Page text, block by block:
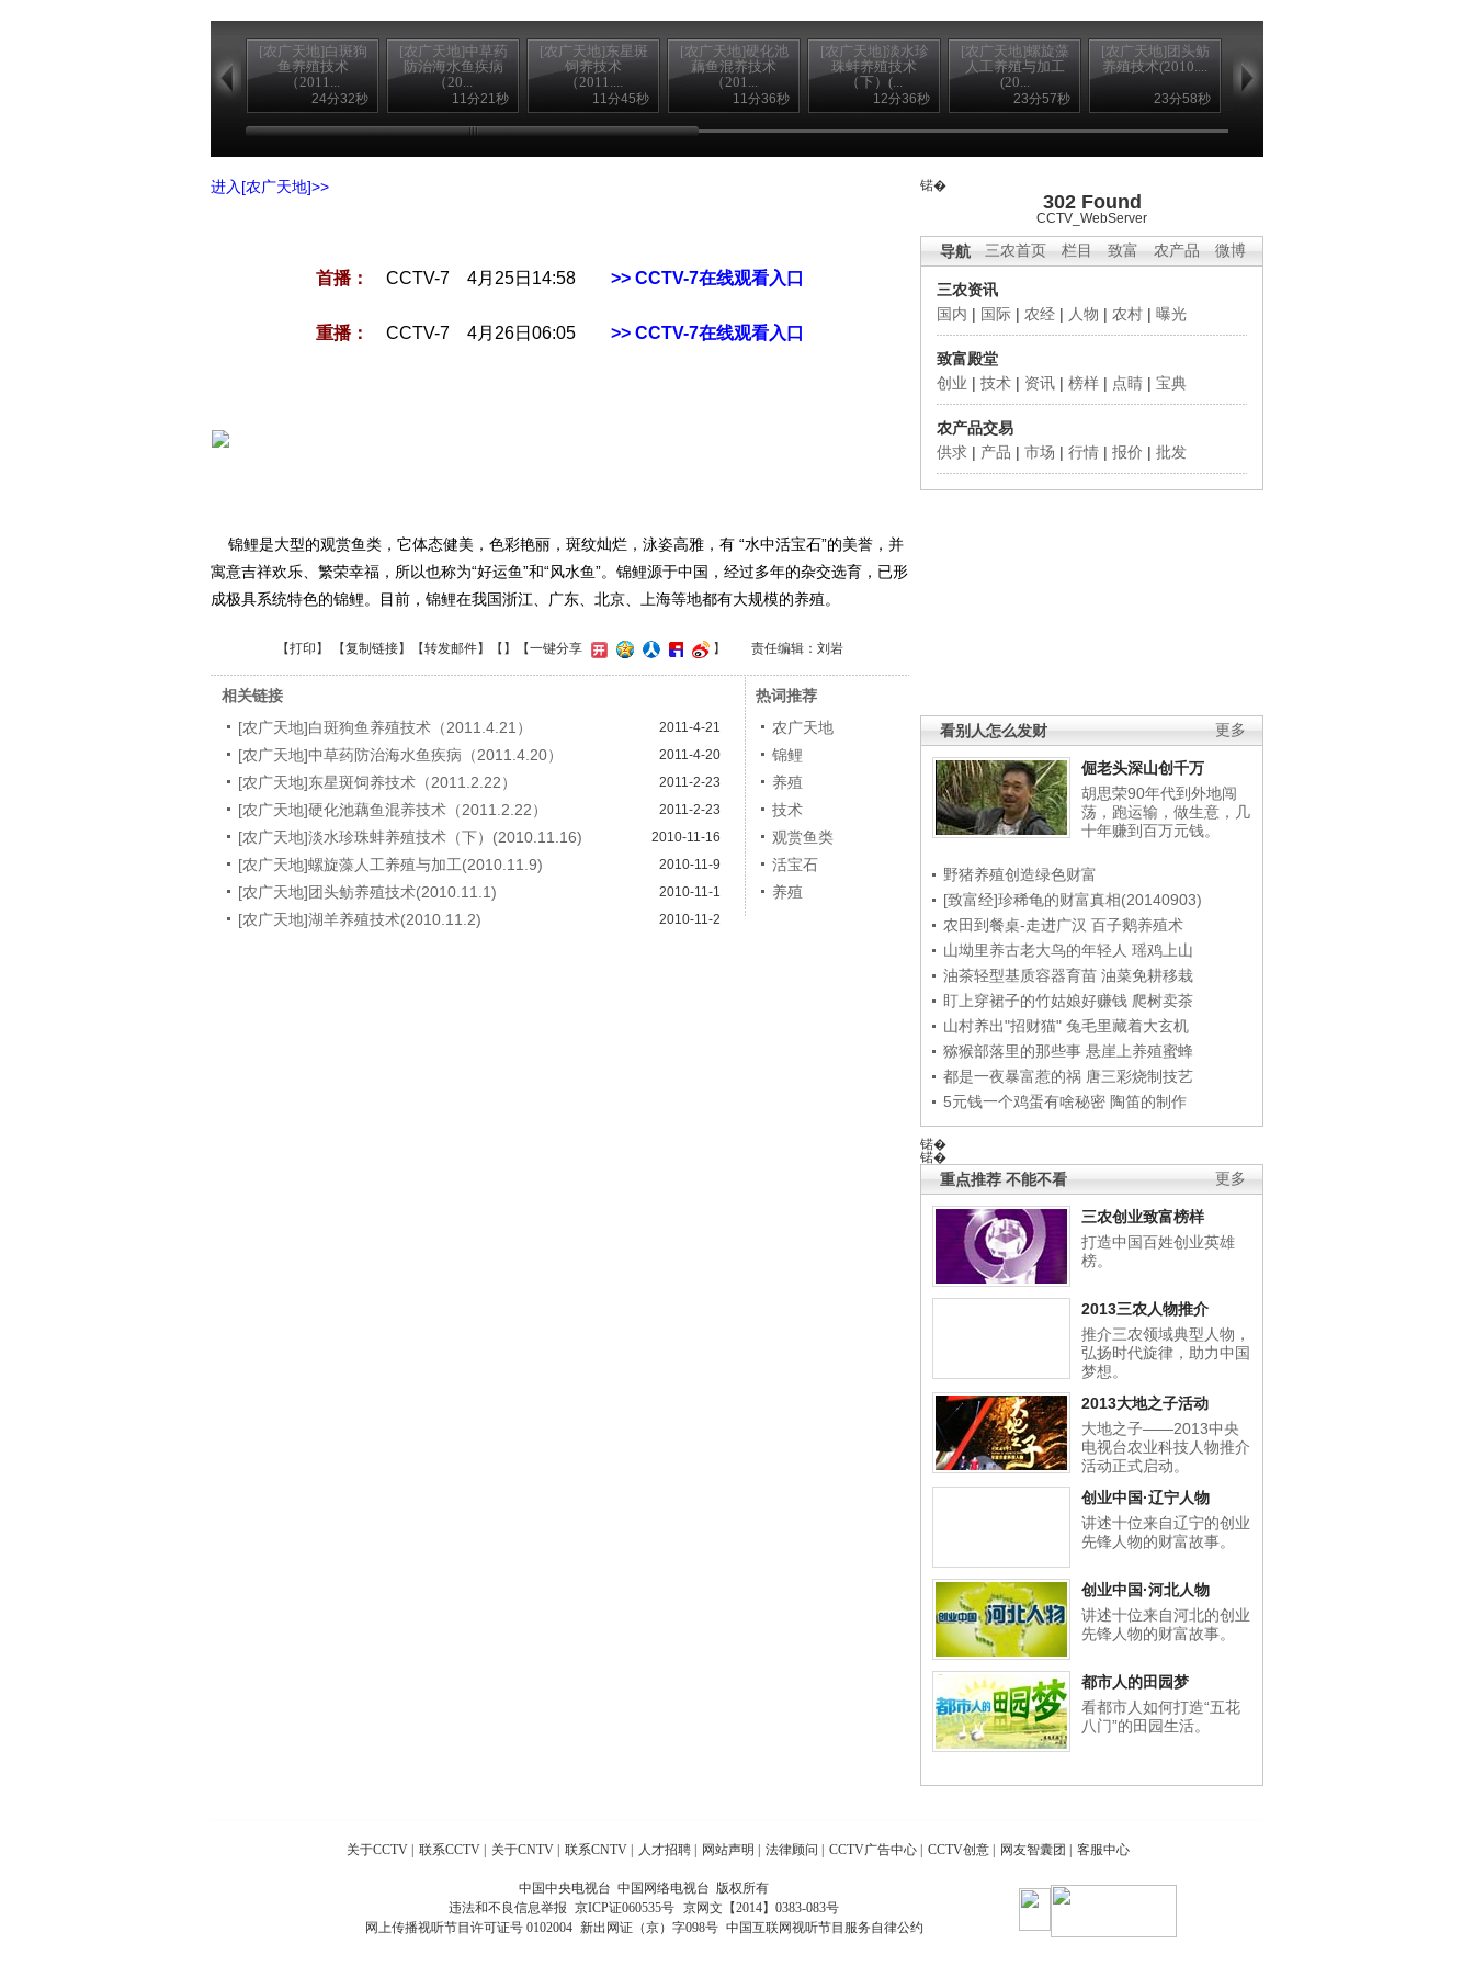
[农广天地]白斑狗
鱼养殖技术
（2011...
24分32秒
[农广天地]中草药
防治海水鱼疾病
（20...
11分21秒
[农广天地]东星斑
饲养技术
（2011....
11分45秒
[农广天地]硬化池
藕鱼混养技术
（201...
11分36秒
[农广天地]淡水珍
珠蚌养殖技术
（下）(...
12分36秒
[农广天地]螺旋藻
人工养殖与加工
(20...
23分57秒
[农广天地]团头鲂
养殖技术(2010....
23分58秒
殖技术(2010.1...
锘�
302 Found
CCTV_WebServer
三农首页 栏目 致富 农产品 微博
导航
三农资讯
国内 | 国际 | 农经 | 人物 | 农村 | 曝光
致富殿堂
创业 | 技术 | 资讯 | 榜样 | 点睛 | 宝典
农产品交易
供求 | 产品 | 市场 | 行情 | 报价 | 批发
更多
看别人怎么发财
倔老头深山创千万
胡思荣90年代到外地闯
荡，跑运输，做生意，几
十年赚到百万元钱。
野猪养殖创造绿色财富
[致富经]珍稀龟的财富真相(20140903)
农田到餐桌-走进广汉 百子鹅养殖术
山坳里养古老大鸟的年轻人 瑶鸡上山
油茶轻型基质容器育苗 油菜免耕移栽
盯上穿裙子的竹姑娘好赚钱 爬树卖茶
山村养出"招财猫" 兔毛里藏着大玄机
猕猴部落里的那些事 悬崖上养殖蜜蜂
都是一夜暴富惹的祸 唐三彩烧制技艺
5元钱一个鸡蛋有啥秘密 陶笛的制作
锘�
锘�
更多
重点推荐 不能不看
三农创业致富榜样
打造中国百姓创业英雄
榜。
2013三农人物推介
推介三农领域典型人物，
弘扬时代旋律，助力中国
梦想。
2013大地之子活动
大地之子——2013中央
电视台农业科技人物推介
活动正式启动。
创业中国·辽宁人物
讲述十位来自辽宁的创业
先锋人物的财富故事。
创业中国·河北人物
讲述十位来自河北的创业
先锋人物的财富故事。
都市人的田园梦
看都市人如何打造“五花
八门”的田园生活。
进入[农广天地]>>
首播： CCTV-7 4月25日14:58 >> CCTV-7在线观看入口
重播： CCTV-7 4月26日06:05 >> CCTV-7在线观看入口
锦鲤是大型的观赏鱼类，它体态健美，色彩艳丽，斑纹灿烂，泳姿高雅，有 “水中活宝石”的美誉，并
寓意吉祥欢乐、繁荣幸福，所以也称为“好运鱼”和“风水鱼”。锦鲤源于中国，经过多年的杂交选育，已形
成极具系统特色的锦鲤。目前，锦鲤在我国浙江、广东、北京、上海等地都有大规模的养殖。
【打印 】 【复制链接】【转发邮件】【 】 【一键分享 】 责任编辑：刘岩
相关链接
[农广天地]白斑狗鱼养殖技术（2011.4.21）
2011-4-21
[农广天地]中草药防治海水鱼疾病（2011.4.20） 2011-4-20
[农广天地]东星斑饲养技术（2011.2.22） 2011-2-23
[农广天地]硬化池藕鱼混养技术（2011.2.22） 2011-2-23
[农广天地]淡水珍珠蚌养殖技术（下）(2010.11.16) 2010-11-16
[农广天地]螺旋藻人工养殖与加工(2010.11.9) 2010-11-9
[农广天地]团头鲂养殖技术(2010.11.1) 2010-11-1
[农广天地]湖羊养殖技术(2010.11.2) 2010-11-2
热词推荐
农广天地
锦鲤
养殖
技术
观赏鱼类
活宝石
养殖
关于CCTV 联系CCTV 关于CNTV 联系CNTV 人才招聘 网站声明 法律顾问 CCTV广告中心 CCTV创意 网友智囊团 客服中心
中国中央电视台 中国网络电视台 版权所有
违法和不良信息举报 京ICP证060535号
京网文【2014】0383-083号
网上传播视听节目许可证号 0102004 新出网证（京）字098号 中国互联网视听节目服务自律公约